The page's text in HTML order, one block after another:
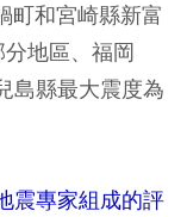
町和宮崎縣新富
地區、福岡
島縣最大震度為
震專家組成的評